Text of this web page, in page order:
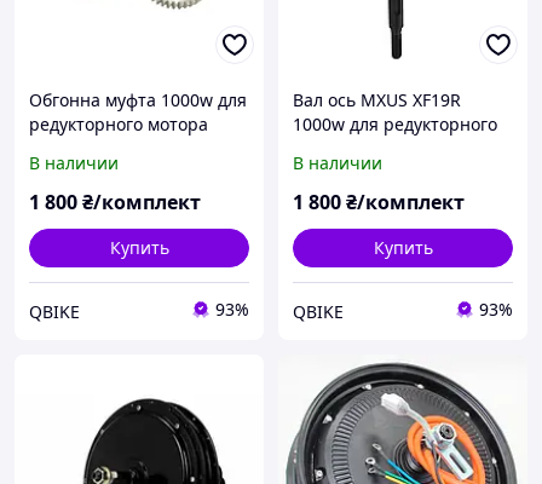
Обгонна муфта 1000w для
редукторного мотора
стандартна
В наличии
1 800₴/комплект
Купить
QBIKE 93%
Вал ось MXUS XF19R
1000w для редукторного
шпонки
В наличии
1 800₴/комплект
Купить
QBIKE 93%